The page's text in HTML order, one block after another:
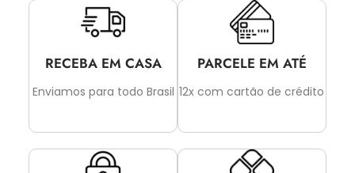
RECEBA EM CASA
Enviamos para todo Brasil
PARCELE EM ATÉ
12x com cartão de crédito